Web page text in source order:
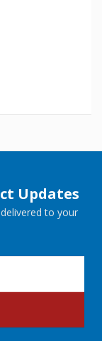
Updates
to your